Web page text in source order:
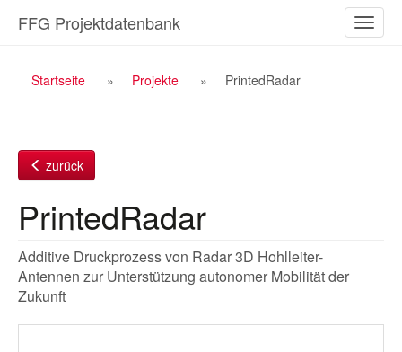
Inhalt
ein-/
FFG Projektdatenbank
Breadcrumb
Startseite Projekte PrintedRadar
zurück
PrintedRadar
Additive Druckprozess von Radar 3D Hohlleiter-
Antennen zur Unterstützung autonomer Mobilität der
Zukunft